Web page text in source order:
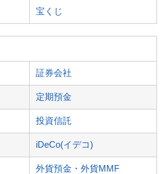
宝くじ
証券会社
定期預金
投資信託
iDeCo(イデコ)
外貨預金・外貨MMF